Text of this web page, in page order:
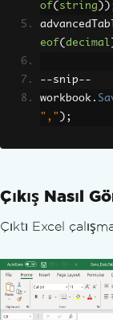
of( string
eof( decimal
--snip--
workbook .
"," );
Çıkış Nasıl
Çıktı Excel